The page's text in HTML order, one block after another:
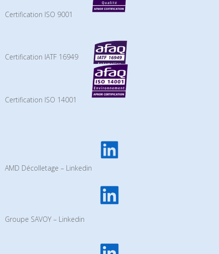
Certification ISO 9001
Certification IATF 16949
Certification ISO 14001
AMD Décolletage – Linkedin
Groupe SAVOY – Linkedin